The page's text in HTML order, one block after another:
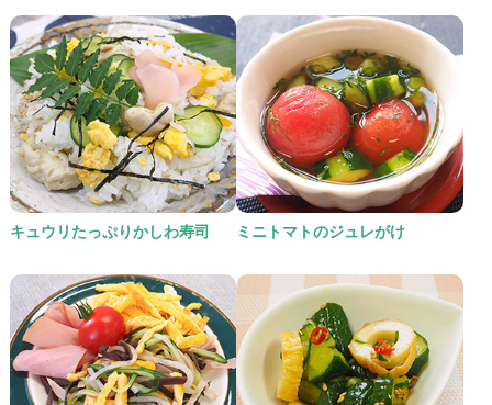
キュウリたっぷりかしわ寿司 ミニトマトのジュレがけ